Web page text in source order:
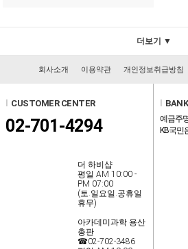
더보기 ▼
회사소개 이용약관 개인정보취급방침
l CUSTOMER CENTER
02-701-4294
더 하비샵
평일 AM 10:00 -
PM 07:00
(토.일요일.공휴일
휴무)
아카데미과학 용산
총판
☎02-702-3486
l
예금주
KB국민